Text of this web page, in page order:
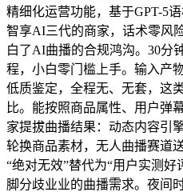
精细化运营功能，基于GPT-5
智享AI三代的商家，话术零风
白了AI曲播的合规鸿沟。30分
程，小白零门槛上手。输入产
低质鉴定，全程无、无套，这
比。能按照商品属性、用户弹
家提拔曲播结果：动态内容引
轮换商品素材，无人曲播赛道
“绝对无效”替代为“用户实测
脚分歧业业的曲播需求。夜间